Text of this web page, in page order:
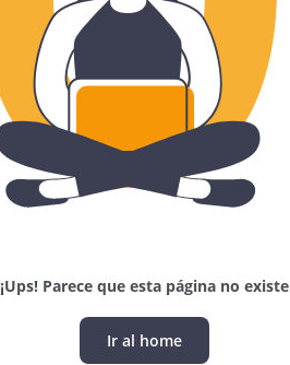
¡Ups! Parece que esta página no existe
Ir al home